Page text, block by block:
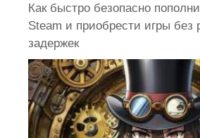
Как быстро безопасно
Steam и приобрести игры без
задержек